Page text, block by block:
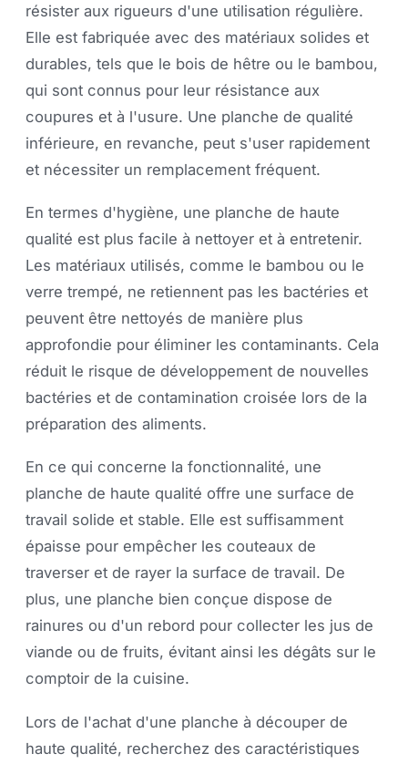
résister aux rigueurs d'une utilisation régulière.
Elle est fabriquée avec des matériaux solides et
durables, tels que le bois de hêtre ou le bambou,
qui sont connus pour leur résistance aux
coupures et à l'usure. Une planche de qualité
inférieure, en revanche, peut s'user rapidement
et nécessiter un remplacement fréquent.
En termes d'hygiène, une planche de haute
qualité est plus facile à nettoyer et à entretenir.
Les matériaux utilisés, comme le bambou ou le
verre trempé, ne retiennent pas les bactéries et
peuvent être nettoyés de manière plus
approfondie pour éliminer les contaminants. Cela
réduit le risque de développement de nouvelles
bactéries et de contamination croisée lors de la
préparation des aliments.
En ce qui concerne la fonctionnalité, une
planche de haute qualité offre une surface de
travail solide et stable. Elle est suffisamment
épaisse pour empêcher les couteaux de
traverser et de rayer la surface de travail. De
plus, une planche bien conçue dispose de
rainures ou d'un rebord pour collecter les jus de
viande ou de fruits, évitant ainsi les dégâts sur le
comptoir de la cuisine.
Lors de l'achat d'une planche à découper de
haute qualité, recherchez des caractéristiques